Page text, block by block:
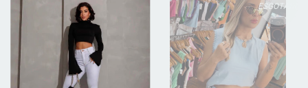
ESGOTADO